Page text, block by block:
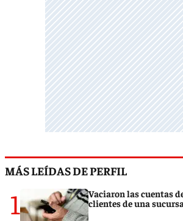
MÁS LEÍDAS DE PERFIL
1
Vaciaron las cuentas
clientes de una